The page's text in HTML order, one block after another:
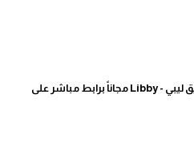
تحميل تطبيق ليبي - Libby مجاناً برابط مباشر على